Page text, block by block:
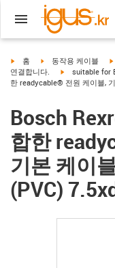
igus-icon-arrow-right
홈 igus-icon-arrow-right
동작용 케이블
연결합니다.
igus-icon-
suitable for
한 readycable® 전원 케이블,
Bosch
합한
기본 케이
(PVC)